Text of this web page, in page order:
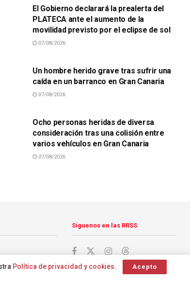
El Gobierno declarará la prealerta del
PLATECA ante el aumento de la
movilidad previsto por el eclipse de sol
07/08/2026
Un hombre herido grave tras sufrir una
caída en un barranco en Gran Canaria
07/08/2026
Ocho personas heridas de diversa
consideración tras una colisión entre
varios vehículos en Gran Canaria
07/08/2026
Síguenos en las RRSS
Política de privacidad y cookies. Acepto